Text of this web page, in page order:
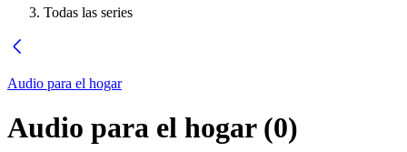
Todas las series
Audio para el hogar
Audio para el hogar(0)